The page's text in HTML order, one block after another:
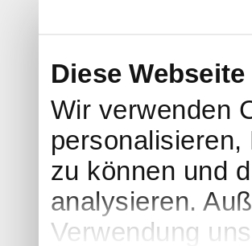
Diese
Wir verwenden
zu können und
analysieren.
Verwendung